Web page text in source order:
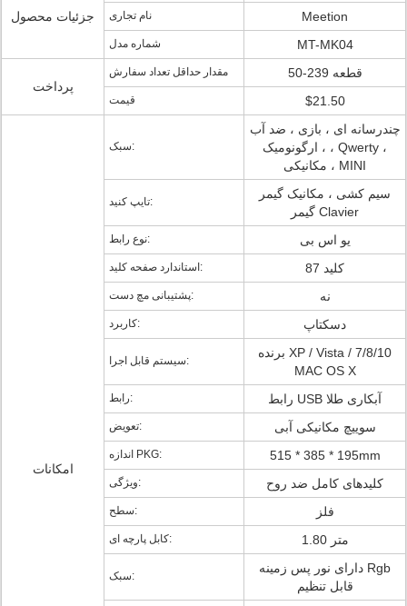
جزئیات محصول نام تجاری Meetion
شماره مدل MT-MK04
پرداخت
مقدار حداقل تعداد سفارش 50-239 قطعه
قیمت $21.50
امکانات
سبک:
چندرسانه ای ، بازی ، ضد آب
، ارگونومیک ، Qwerty ،
مکانیکی ، MINI
تایپ کنید:
سیم کشی ، مکانیک گیمر
گیمر Clavier
نوع رابط: یو اس بی
استاندارد صفحه کلید: 87 کلید
پشتیبانی مچ دست: نه
کاربرد: دسکتاپ
سیستم قابل اجرا:
برنده XP / Vista / 7/8/10
MAC OS X
رابط: رابط USB آبکاری طلا
تعویض: سوییچ مکانیکی آبی
اندازه PKG: 515 * 385 * 195mm
ویژگی: کلیدهای کامل ضد روح
سطح: فلز
کابل پارچه ای: 1.80 متر
سبک:
دارای نور پس زمینه Rgb
قابل تنظیم